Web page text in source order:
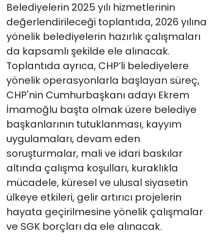
Belediyelerin 2025 yılı hizmetlerinin
değerlendirileceği toplantıda, 2026 yılına
yönelik belediyelerin hazırlık çalışmaları
da kapsamlı şekilde ele alınacak.
Toplantıda ayrıca, CHP’li belediyelere
yönelik operasyonlarla başlayan süreç,
CHP'nin Cumhurbaşkanı adayı Ekrem
İmamoğlu başta olmak üzere belediye
başkanlarının tutuklanması, kayyım
uygulamaları, devam eden
soruşturmalar, mali ve idari baskılar
altında çalışma koşulları, kuraklıkla
mücadele, küresel ve ulusal siyasetin
ülkeye etkileri, gelir artırıcı projelerin
hayata geçirilmesine yönelik çalışmalar
ve SGK borçları da ele alınacak.